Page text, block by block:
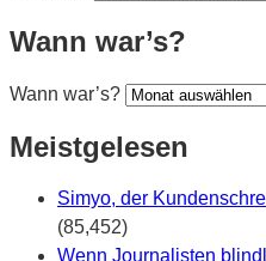
Wann war’s?
Wann war’s?
Meistgelesen
Simyo, der
(85,452)
Wenn Journalisten